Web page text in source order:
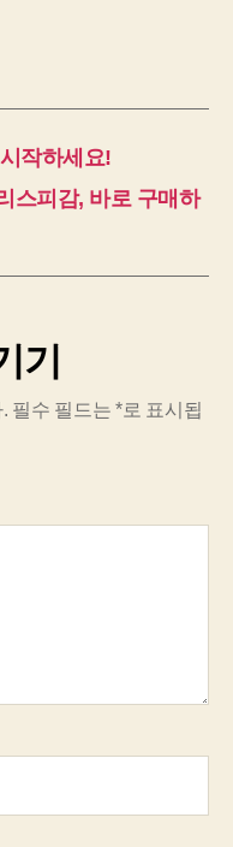
작하세요!
스피감, 바로 구매하
기
필수 필드는*로 표시됩